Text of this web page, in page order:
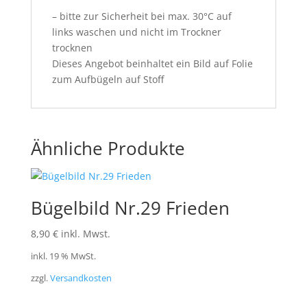
– bitte zur Sicherheit bei max. 30°C auf
links waschen und nicht im Trockner
trocknen
Dieses Angebot beinhaltet ein Bild auf Folie
zum Aufbügeln auf Stoff
Ähnliche Produkte
Bügelbild Nr.29 Frieden
8,90 € inkl. Mwst.
inkl. 19 % MwSt.
zzgl.Versandkosten